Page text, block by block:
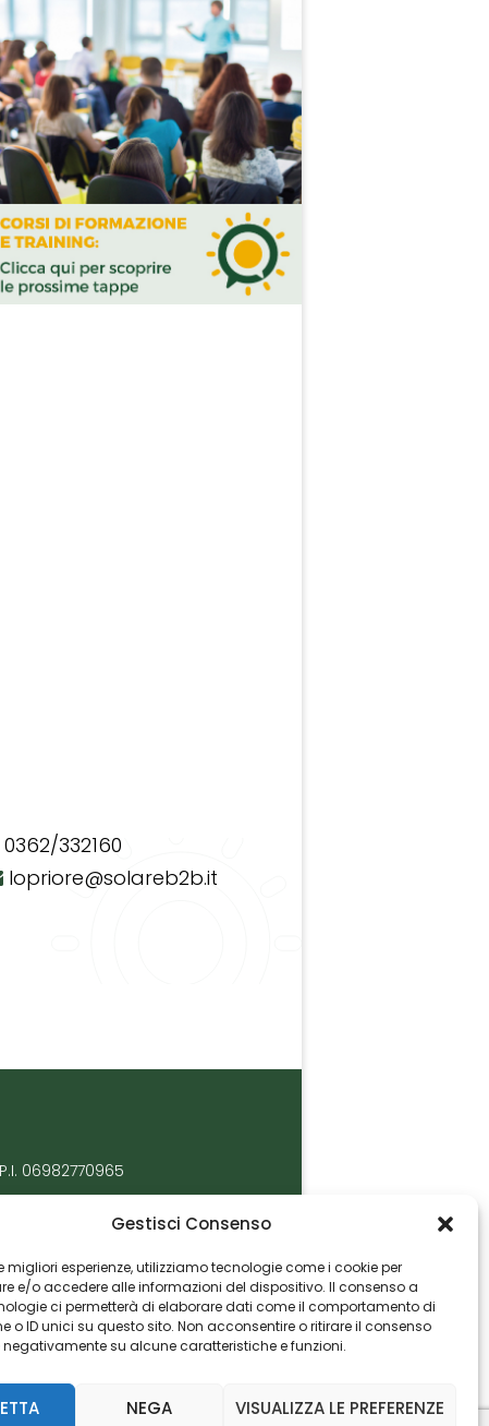
Gestisci Consenso
migliori esperienze, utilizziamo tecnologie come i cookie per
e/o accedere alle informazioni del dispositivo. Il consenso a
ci permetterà di elaborare dati come il comportamento di
o ID unici su questo sito. Non acconsentire o ritirare il consenso
negativamente su alcune caratteristiche e funzioni.
NEGA VISUALIZZA LE PREFERENZE
0362/332160
lopriore@solareb2b.it
P.I. 06982770965